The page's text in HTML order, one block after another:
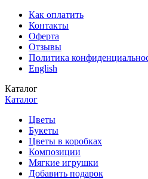
Как оплатить
Контакты
Оферта
Отзывы
Политика
English
Каталог
Каталог
Цветы
Букеты
Цветы в коробках
Композиции
Мягкие игрушки
Добавить подарок